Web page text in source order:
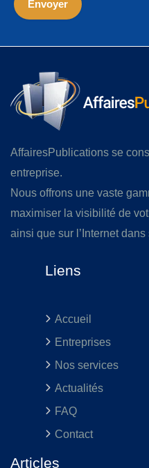
AffairesPublications se
entreprise.
Nous offrons une vaste
maximiser la visibilité de
ainsi que sur l’Internet
Liens
Accueil
Entreprises
Nos services
Actualités
FAQ
Contact
Articles